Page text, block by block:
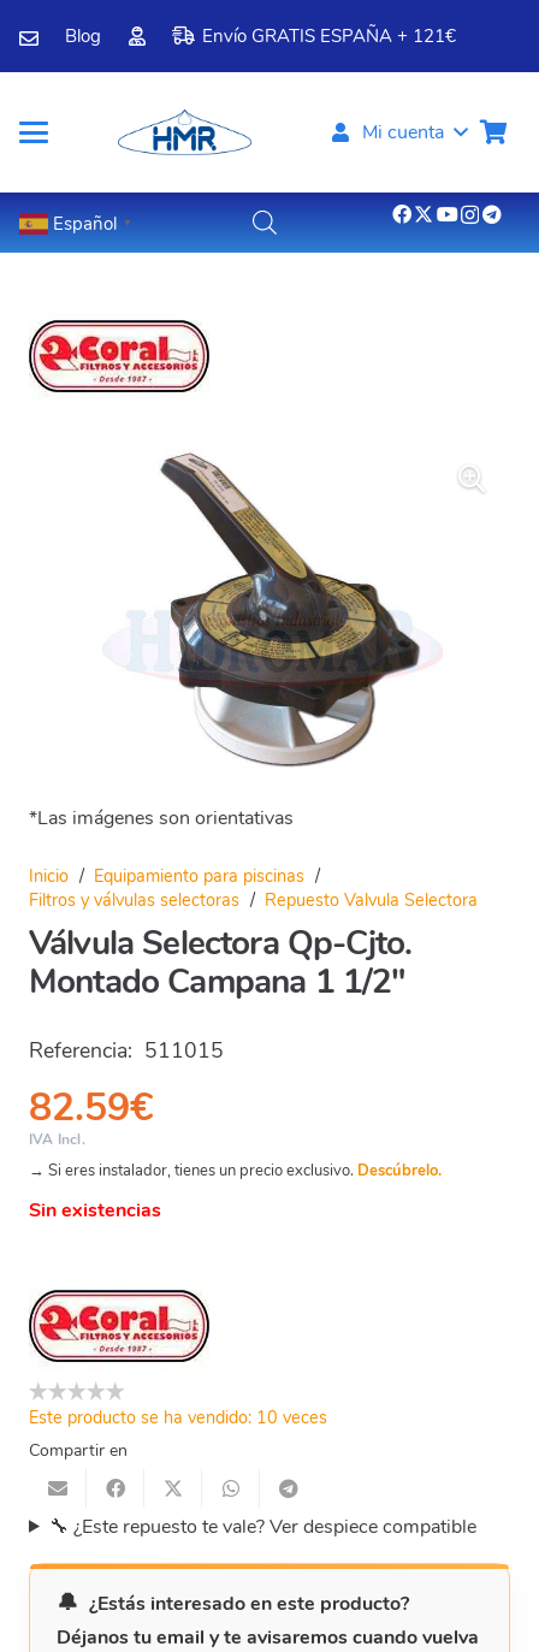
Blog Envío GRATIS ESPAÑA + 121€
Mi cuenta
Español ▼
*Las imágenes son orientativas
Inicio / Equipamiento para piscinas /
Filtros y válvulas selectoras / Repuesto Valvula Selectora
Válvula Selectora Qp-Cjto.
Montado Campana 1 1/2″
Referencia: 511015
82.59€
IVA Incl.
→ Si eres instalador, tienes un precio exclusivo. Descúbrelo.
Sin existencias
Este producto se ha vendido: 10 veces
Compartir en
🔧 ¿Este repuesto te vale? Ver despiece compatible
¿Estás interesado en este producto?
Déjanos tu email y te avisaremos cuando vuelva